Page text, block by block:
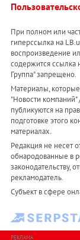
При полном или
гиперссылка на
воспроизведение
содержится ссылка
Группа" запрещено.
Материалы,
"Новости
публикуются на
подготовке этого
материалах.
Редакция не несет
обнародованные в
законодательству,
рекламодатель.
Субъект в сфере
РЕКЛАМА